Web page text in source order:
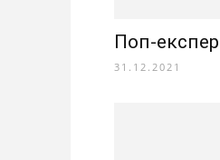
Поп-
31.12.2021